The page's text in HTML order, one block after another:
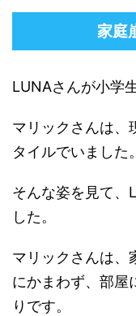
家庭
LUNAさんが小学
マリックさんは、
タイルでいました。
そんな姿を見て、
した。
マリックさんは、
にかまわず、部屋
りです。